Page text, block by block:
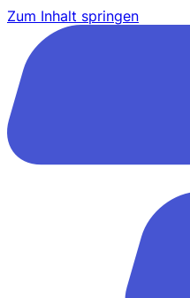
Zum Inhalt springen